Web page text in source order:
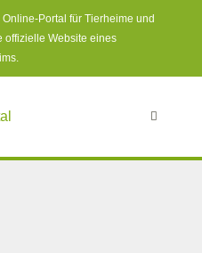
Portal für Tierheime und
offizielle Website eines